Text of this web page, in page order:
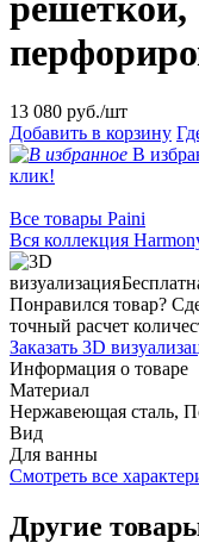
решеткой,
13 080 руб./шт
Добавить в корзину
В
клик!
Все товары Paini
Вся коллекция
Понравился товар?
точный расчет
Заказать 3D
Информация о товаре
Материал
Нержавеющая сталь,
Вид
Для ванны
Смотреть все
Другие